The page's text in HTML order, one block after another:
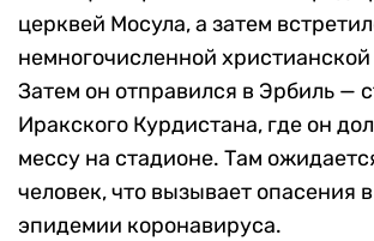
церквей Мосула, а затем
немногочисленной
Затем он отправился в Эрбиль —
Иракского Курдистана, где он
мессу на стадионе. Там
человек, что вызывает опасения
эпидемии коронавируса.